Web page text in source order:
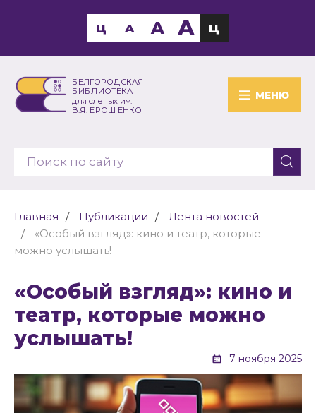
БЕЛГОРОДСКАЯ
БИБЛИОТЕКА
для слепых им.
В.Я. ЕРОШЕНКО
МЕНЮ
Ц A A A Ц
Главная Публикации
Лента новостей
«Особый взгляд»: кино и театр, которые
можно услышать!
«Особый взгляд»: кино и
театр, которые можно
услышать!
7 ноября 2025